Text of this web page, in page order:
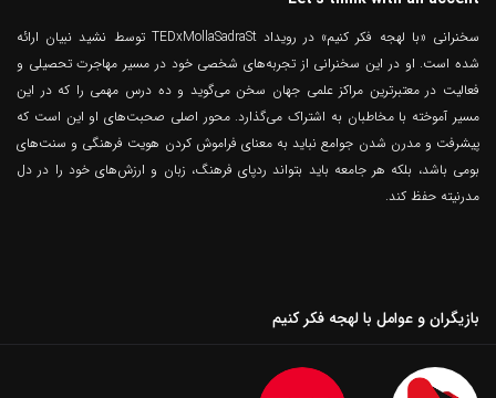
سخنرانی «با لهجه فکر کنیم» در رویداد TEDxMollaSadraSt توسط نشید نبیان ارائه
شده است. او در این سخنرانی از تجربه‌های شخصی خود در مسیر مهاجرت تحصیلی و
فعالیت در معتبرترین مراکز علمی جهان سخن می‌گوید و ده درس مهمی را که در این
مسیر آموخته با مخاطبان به اشتراک می‌گذارد. محور اصلی صحبت‌های او این است که
پیشرفت و مدرن شدن جوامع نباید به معنای فراموش کردن هویت فرهنگی و سنت‌های
بومی باشد، بلکه هر جامعه باید بتواند ردپای فرهنگ، زبان و ارزش‌های خود را در دل
مدرنیته حفظ کند.
بازیگران و عوامل با لهجه فکر کنیم